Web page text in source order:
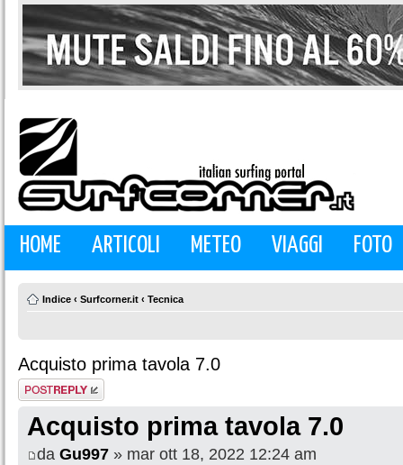
HOME ARTICOLI METEO VIAGGI FOTO
Indice ‹ Surfcorner.it ‹ Tecnica
Acquisto prima tavola 7.0
Rispondi al
messaggio
Acquisto prima tavola 7.0
da Gu997 » mar ott 18, 2022 12:24 am